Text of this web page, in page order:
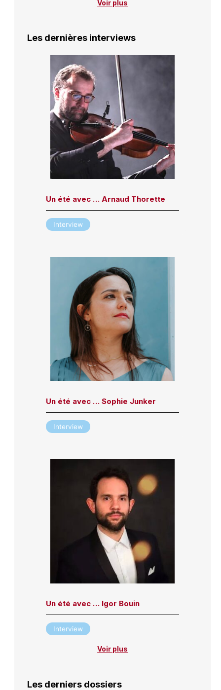
Voir plus
Les dernières interviews
Un été avec … Arnaud Thorette
Interview
Un été avec … Sophie Junker
Interview
Un été avec … Igor Bouin
Interview
Voir plus
Les derniers dossiers